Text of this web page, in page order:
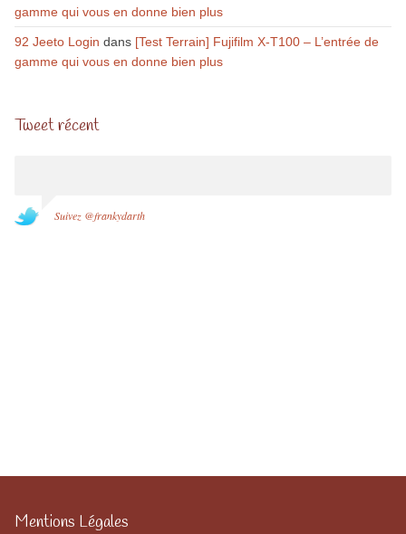
gamme qui vous en donne bien plus
92 Jeeto Login dans [Test Terrain] Fujifilm X-T100 – L’entrée de
gamme qui vous en donne bien plus
Tweet récent
Suivez @frankydarth
Mentions Légales